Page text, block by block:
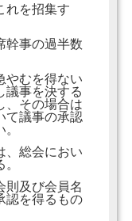
れを招集す
幹事の過半数
やむを得ない
議事を決する
、その場合は
て議事の承認
、総会におい
則及び会員名
認を得るもの